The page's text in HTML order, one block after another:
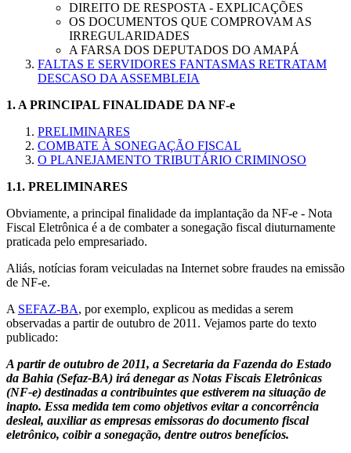
DIREITO DE RESPOSTA - EXPLICAÇÕES
OS DOCUMENTOS QUE COMPROVAM AS
IRREGULARIDADES
A FARSA DOS DEPUTADOS DO AMAPÁ
FALTAS E SERVIDORES FANTASMAS RETRATAM
DESCASO DA ASSEMBLEIA
1. A PRINCIPAL FINALIDADE DA NF-e
PRELIMINARES
COMBATE À SONEGAÇÃO FISCAL
O PLANEJAMENTO TRIBUTÁRIO CRIMINOSO
1.1. PRELIMINARES
Obviamente, a principal finalidade da implantação da NF-e - Nota
Fiscal Eletrônica é a de combater a sonegação fiscal diuturnamente
praticada pelo empresariado.
Aliás, notícias foram veiculadas na Internet sobre fraudes na emissão
de NF-e.
A SEFAZ-BA, por exemplo, explicou as medidas a serem
observadas a partir de outubro de 2011. Vejamos parte do texto
publicado:
A partir de outubro de 2011, a Secretaria da Fazenda do Estado
da Bahia (Sefaz-BA) irá denegar as Notas Fiscais Eletrônicas
(NF-e) destinadas a contribuintes que estiverem na situação de
inapto. Essa medida tem como objetivos evitar a concorrência
desleal, auxiliar as empresas emissoras do documento fiscal
eletrônico, coibir a sonegação, dentre outros benefícios.